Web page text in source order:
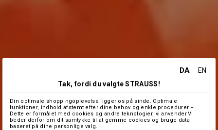
DA
EN
Tak, fordi du valgte STRAUSS!
Din optimale shoppingoplevelse ligger os på sinde. Optimale
funktioner, indhold afstemt efter dine behov og enkle procedurer –
Dette er formålet med cookies og andre teknologier, vi anvender.Vi
beder derfor om dit samtykke til at gemme cookies og bruge data
baseret på dine personlige valg.